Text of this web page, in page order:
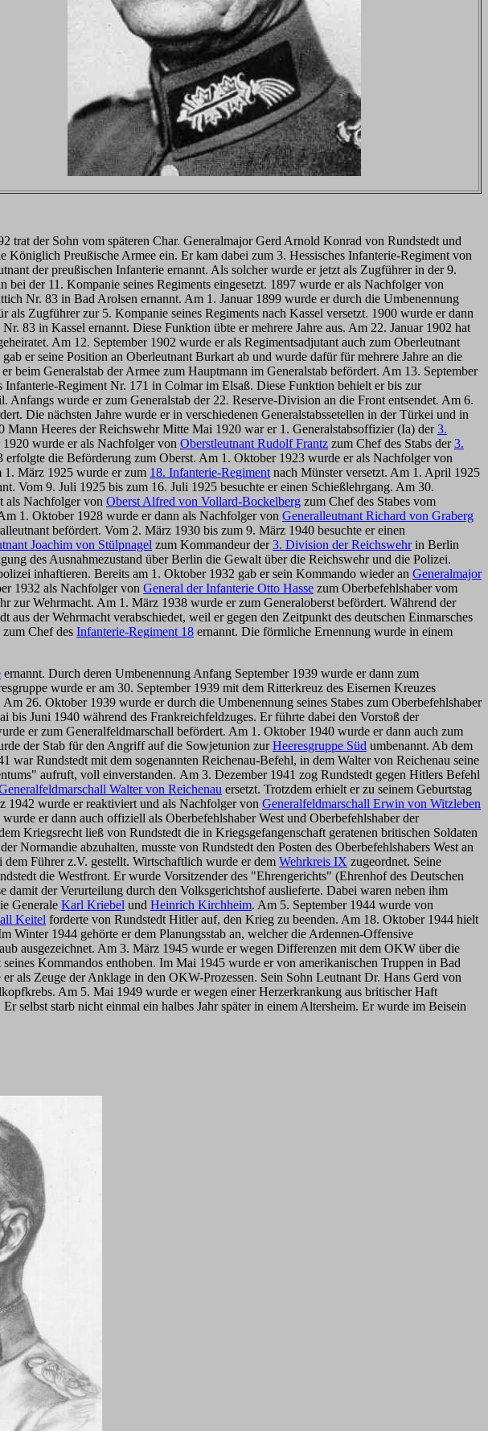
trat der Sohn vom späteren Char. Generalmajor Gerd Arnold Konrad von Rundstedt und
Preußische Armee ein. Er kam dabei zum 3. Hessisches Infanterie-Regiment von
der preußischen Infanterie ernannt. Als solcher wurde er jetzt als Zugführer in der 9.
der 11. Kompanie seines Regiments eingesetzt. 1897 wurde er als Nachfolger von
Nr. 83 in Bad Arolsen ernannt. Am 1. Januar 1899 wurde er durch die Umbenennung
Zugführer zur 5. Kompanie seines Regiments nach Kassel versetzt. 1900 wurde er dann
83 in Kassel ernannt. Diese Funktion übte er mehrere Jahre aus. Am 22. Januar 1902 hat
Am 12. September 1902 wurde er als Regimentsadjutant auch zum Oberleutnant
er seine Position an Oberleutnant Burkart ab und wurde dafür für mehrere Jahre an die
Generalstab der Armee zum Hauptmann im Generalstab befördert. Am 13. September
Regiment Nr. 171 in Colmar im Elsaß. Diese Funktion behielt er bis zur
wurde er zum Generalstab der 22. Reserve-Division an die Front entsendet. Am 6.
Die nächsten Jahre wurde er in verschiedenen Generalstabssetellen in der Türkei und in
Heeres der Reichswehr Mitte Mai 1920 war er 1. Generalstabsoffizier (Ia) der3.
wurde er als Nachfolger von Oberstleutnant Rudolf Frantz zum Chef des Stabs der3.
die Beförderung zum Oberst. Am 1. Oktober 1923 wurde er als Nachfolger von
März 1925 wurde er zum 18. Infanterie-Regiment nach Münster versetzt. Am 1. April 1925
Vom 9. Juli 1925 bis zum 16. Juli 1925 besuchte er einen Schießlehrgang. Am 30.
als Nachfolger von Oberst Alfred von Vollard-Bockelberg zum Chef des Stabes vom
1. Oktober 1928 wurde er dann als Nachfolger von Generalleutnant Richard von Graberg
befördert. Vom 2. März 1930 bis zum 9. März 1940 besuchte er einen
Joachim von Stülpnagel zum Kommandeur der3. Division der Reichswehrin Berlin
des Ausnahmezustand über Berlin die Gewalt über die Reichswehr und die Polizei.
inhaftieren. Bereits am 1. Oktober 1932 gab er sein Kommando wieder an Generalmajor
1932 als Nachfolger von General der Infanterie Otto Hasse zum Oberbefehlshaber vom
Wehrmacht. Am 1. März 1938 wurde er zum Generaloberst befördert. Während der
der Wehrmacht verabschiedet, weil er gegen den Zeitpunkt des deutschen Einmarsches
Chef des Infanterie-Regiment 18 ernannt. Die förmliche Ernennung wurde in einem
ernannt. Durch deren Umbenennung Anfang September 1939 wurde er dann zum
wurde er am 30. September 1939 mit dem Ritterkreuz des Eisernen Kreuzes
26. Oktober 1939 wurde er durch die Umbenennung seines Stabes zum Oberbefehlshaber
Juni 1940 während des Frankreichfeldzuges. Er führte dabei den Vorstoß der
er zum Generalfeldmarschall befördert. Am 1. Oktober 1940 wurde er dann auch zum
der Stab für den Angriff auf die Sowjetunion zurHeeresgruppe Süd umbenannt. Ab dem
Rundstedt mit dem sogenannten Reichenau-Befehl, in dem Walter von Reichenau seine
aufruft, voll einverstanden. Am 3. Dezember 1941 zog Rundstedt gegen Hitlers Befehl
Walter von Reichenau ersetzt. Trotzdem erhielt er zu seinem Geburtstag
1942 wurde er reaktiviert und als Nachfolger von Generalfeldmarschall Erwin von Witzleben
er dann auch offiziell als Oberbefehlshaber West und Oberbefehlshaber der
Kriegsrecht ließ von Rundstedt die in Kriegsgefangenschaft geratenen britischen Soldaten
Normandie abzuhalten, musste von Rundstedt den Posten des Oberbefehlshabers West an
Führer z.V. gestellt. Wirtschaftlich wurde er dem Wehrkreis IX zugeordnet. Seine
die Westfront. Er wurde Vorsitzender des "Ehrengerichts" (Ehrenhof des Deutschen
der Verurteilung durch den Volksgerichtshof auslieferte. Dabei waren neben ihm
Generale Karl Kriebel und Heinrich Kirchheim. Am 5. September 1944 wurde von
Keitel forderte von Rundstedt Hitler auf, den Krieg zu beenden. Am 18. Oktober 1944 hielt
Winter 1944 gehörte er dem Planungsstab an, welcher die Ardennen-Offensive
ausgezeichnet. Am 3. März 1945 wurde er wegen Differenzen mit dem OKW über die
Kommandos enthoben. Im Mai 1945 wurde er von amerikanischen Truppen in Bad
als Zeuge der Anklage in den OKW-Prozessen. Sein Sohn Leutnant Dr. Hans Gerd von
Am 5. Mai 1949 wurde er wegen einer Herzerkrankung aus britischer Haft
selbst starb nicht einmal ein halbes Jahr später in einem Altersheim. Er wurde im Beisein